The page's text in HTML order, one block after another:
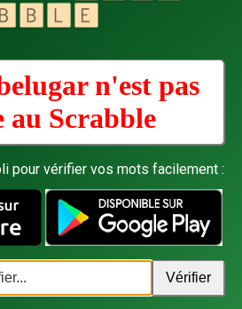
n'est pas
au Scrabble
pour vérifier vos mots facilement :